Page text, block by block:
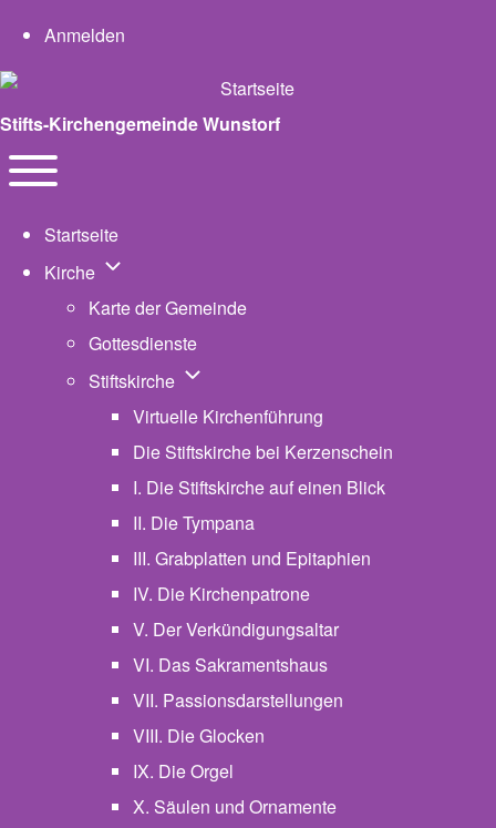
User account menu
Anmelden
Stifts-Kirchengemeinde Wunstorf
Navigation
Startseite
Kirche Unternavigation von Kirche
Karte der Gemeinde
Gottesdienste
Stiftskirche Unternavigation von Stiftskirche
Virtuelle Kirchenführung
Die Stiftskirche bei Kerzenschein
I. Die Stiftskirche auf einen Blick
II. Die Tympana
III. Grabplatten und Epitaphien
IV. Die Kirchenpatrone
V. Der Verkündigungsaltar
VI. Das Sakramentshaus
VII. Passionsdarstellungen
VIII. Die Glocken
IX. Die Orgel
X. Säulen und Ornamente